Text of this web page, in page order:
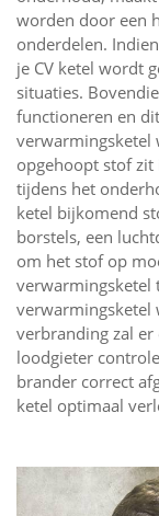
worden door een
onderdelen.
je CV ketel wordt
situaties.
functioneren en
verwarmingsketel
opgehoopt stof zit
tijdens het
ketel bijkomend
borstels, een
om het stof op
verwarmingsketel
verwarmingsketel
verbranding zal er
loodgieter
brander correct
ketel optimaal